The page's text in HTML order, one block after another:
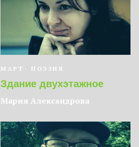
МАРТ ПОЭЗИЯ
Здание двухэтажное
Мария Александрова